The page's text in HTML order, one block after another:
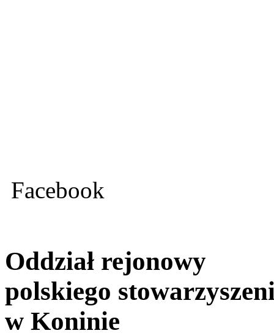
Facebook
Oddział rejonowy
polskiego
w Koninie